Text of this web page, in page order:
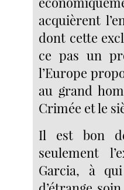
acquièrent
dont cette
ce pas un
l’Europe
au grand
Crimée et le
Il est bon
seulement
Garcia, à